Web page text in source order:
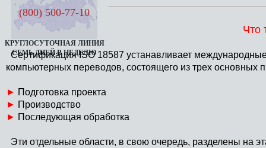
(800) 500-77-10
КРУГЛОСУТОЧНАЯ ЛИНИЯ
СЕМЬ ДНЕЙ В НЕДЕЛЮ
Что
Сертификация ISO 18587 устанавливает
компьютерных переводов, состоящего из трех основных
► Подготовка проекта
► Производство
► Последующая обработка
Эти отдельные области, в свою очередь, разделены на